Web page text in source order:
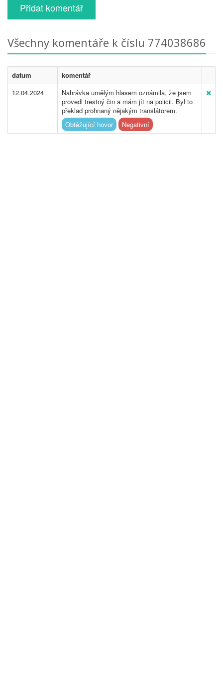
Přidat komentář
Všechny komentáře k číslu 774038686
datum
komentář
12.04.2024
Nahrávka umělým hlasem oznámila, že jsem
provedl trestný čin a mám jít na policii. Byl to
překlad prohnaný nějakým translátorem.
Obtěžující hovor
Negativní